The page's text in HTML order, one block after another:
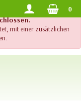
der Telefonsupport
mit einer zusätzlichen
VERSAND AB 120.- 0